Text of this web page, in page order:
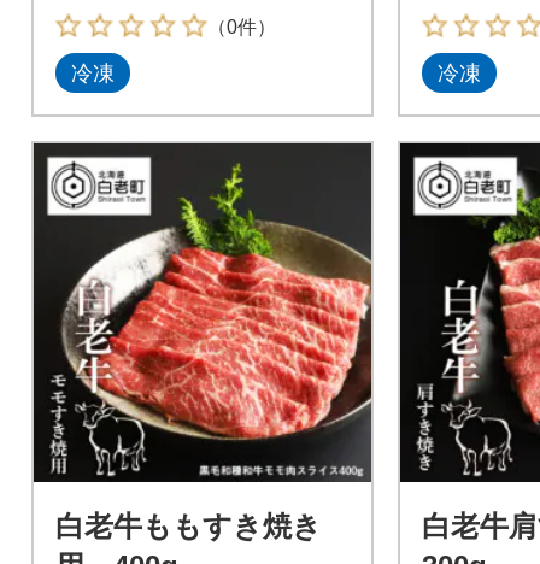
（0件）
冷凍 冷凍
白老牛ももすき焼き
白老牛